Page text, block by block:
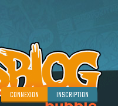
CONNEXION INSCRIPTION